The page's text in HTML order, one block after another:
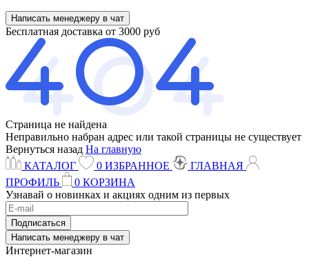
Написать менеджеру в чат
Бесплатная доставка от 3000 руб
Страница не найдена
Неправильно набран адрес или такой страницы не существует
Вернуться назад На главную
КАТАЛОГ
0 ИЗБРАННОЕ
ГЛАВНАЯ
ПРОФИЛЬ
0 КОРЗИНА
Узнавай о новинках и акциях одним из первых
Подписаться
Написать менеджеру в чат
Интернет-магазин